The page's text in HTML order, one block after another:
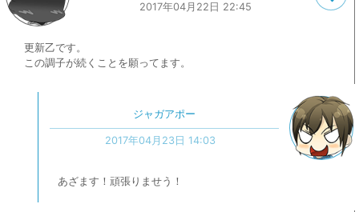
2017年04月22日 22:45
更新乙です。
この調子が続くことを願ってます。
ジャガアポー
2017年04月23日 14:03
あざます！頑張りませう！